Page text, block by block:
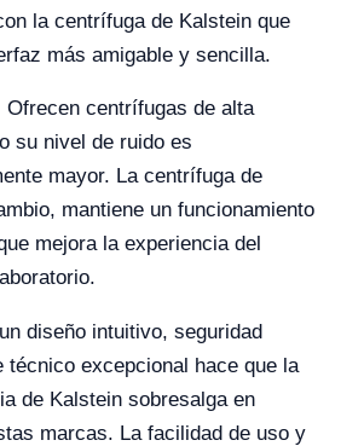
la centrífuga de Kalstein que
más amigable y sencilla.
Ofrecen centrífugas de alta
su nivel de ruido es
mayor. La centrífuga de
mantiene un funcionamiento
mejora la experiencia del
diseño intuitivo, seguridad
técnico excepcional hace que la
de Kalstein sobresalga en
marcas. La facilidad de uso y